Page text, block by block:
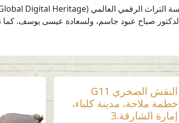
الدكتور صباح عبود جاسم، ولسعادة عيسى يوسف.
النقش الصخري G11
خطمة ملاحة، مدينة كلباء،
إمارة الشارقة.3